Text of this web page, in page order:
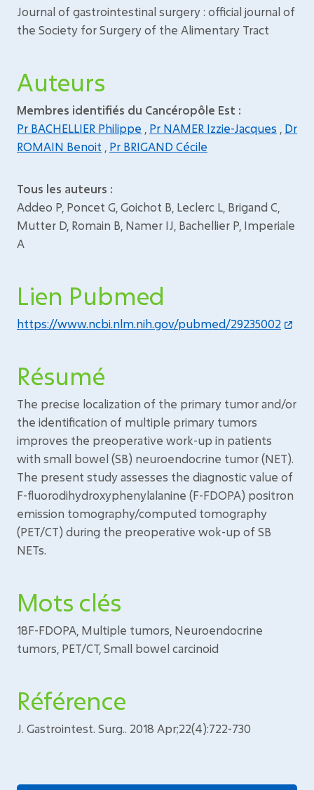
Journal of gastrointestinal surgery : official journal of
the Society for Surgery of the Alimentary Tract
Auteurs
Membres identifiés du Cancéropôle Est :
Pr BACHELLIER Philippe
Pr NAMER Izzie-Jacques
Dr
ROMAIN Benoit
Pr BRIGAND Cécile
Tous les auteurs :
Addeo P, Poncet G, Goichot B, Leclerc L, Brigand C,
Mutter D, Romain B, Namer IJ, Bachellier P, Imperiale
A
Lien Pubmed
https://www.ncbi.nlm.nih.gov/pubmed/29235002
Résumé
The precise localization of the primary tumor and/or
the identification of multiple primary tumors
improves the preoperative work-up in patients
with small bowel (SB) neuroendocrine tumor (NET).
The present study assesses the diagnostic value of
F-fluorodihydroxyphenylalanine (F-FDOPA) positron
emission tomography/computed tomography
(PET/CT) during the preoperative wok-up of SB
NETs.
Mots clés
18F-FDOPA, Multiple tumors, Neuroendocrine
tumors, PET/CT, Small bowel carcinoid
Référence
J. Gastrointest. Surg.. 2018 Apr;22(4):722-730